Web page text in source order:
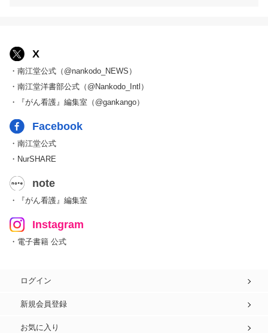
X
・南江堂公式（@nankodo_NEWS）
・南江堂洋書部公式（@Nankodo_Intl）
・『がん看護』編集室（@gankango）
Facebook
・南江堂公式
・NurSHARE
note
・『がん看護』編集室
Instagram
・電子書籍 公式
ログイン
新規会員登録
お気に入り